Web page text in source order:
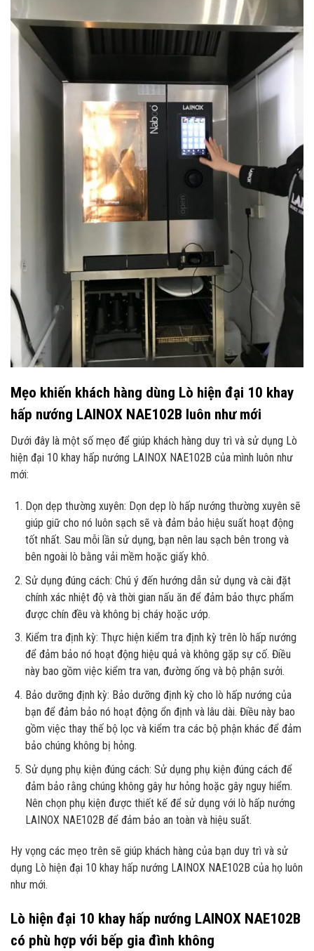
Mẹo khiến khách hàng dùng Lò hiện đại 10 khay
hấp nướng LAINOX NAE102B luôn như mới
Dưới đây là một số mẹo để giúp khách hàng duy trì và sử dụng Lò
hiện đại 10 khay hấp nướng LAINOX NAE102B của mình luôn như
mới:
Dọn dẹp thường xuyên: Dọn dẹp lò hấp nướng thường xuyên sẽ
giúp giữ cho nó luôn sạch sẽ và đảm bảo hiệu suất hoạt động
tốt nhất. Sau mỗi lần sử dụng, bạn nên lau sạch bên trong và
bên ngoài lò bằng vải mềm hoặc giấy khô.
Sử dụng đúng cách: Chú ý đến hướng dẫn sử dụng và cài đặt
chính xác nhiệt độ và thời gian nấu ăn để đảm bảo thực phẩm
được chín đều và không bị cháy hoặc ướp.
Kiểm tra định kỳ: Thực hiện kiểm tra định kỳ trên lò hấp nướng
để đảm bảo nó hoạt động hiệu quả và không gặp sự cố. Điều
này bao gồm việc kiểm tra van, đường ống và bộ phận sưởi.
Bảo dưỡng định kỳ: Bảo dưỡng định kỳ cho lò hấp nướng của
bạn để đảm bảo nó hoạt động ổn định và lâu dài. Điều này bao
gồm việc thay thế bộ lọc và kiểm tra các bộ phận khác để đảm
bảo chúng không bị hỏng.
Sử dụng phụ kiện đúng cách: Sử dụng phụ kiện đúng cách để
đảm bảo rằng chúng không gây hư hỏng hoặc gây nguy hiểm.
Nên chọn phụ kiện được thiết kế để sử dụng với lò hấp nướng
LAINOX NAE102B để đảm bảo an toàn và hiệu suất.
Hy vọng các mẹo trên sẽ giúp khách hàng của bạn duy trì và sử
dụng Lò hiện đại 10 khay hấp nướng LAINOX NAE102B của họ luôn
như mới.
Lò hiện đại 10 khay hấp nướng LAINOX NAE102B
có phù hợp với bếp gia đình không